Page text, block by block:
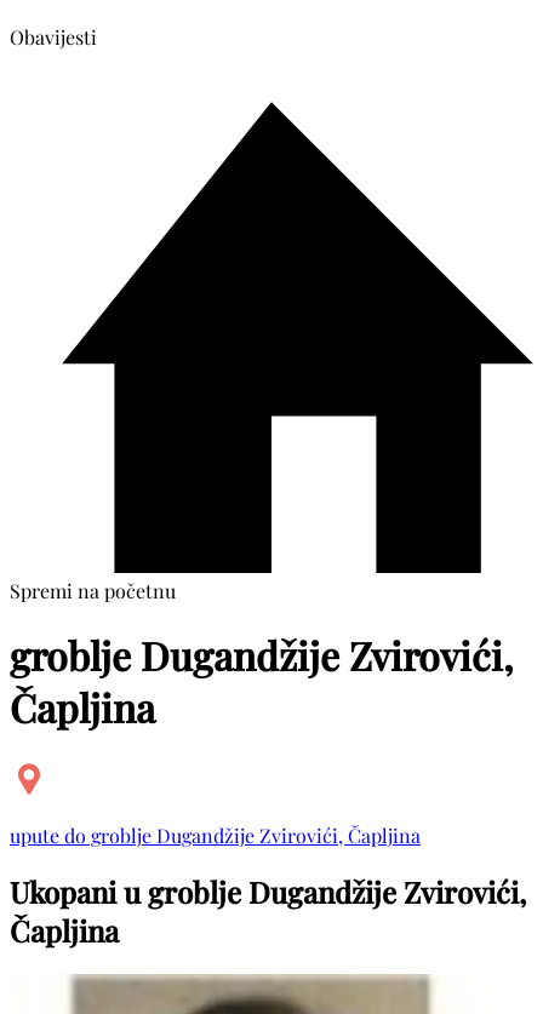
Obavijesti
Spremi na početnu
groblje Dugandžije Zvirovići,
Čapljina
upute do groblje Dugandžije Zvirovići, Čapljina
Ukopani u groblje Dugandžije Zvirovići,
Čapljina